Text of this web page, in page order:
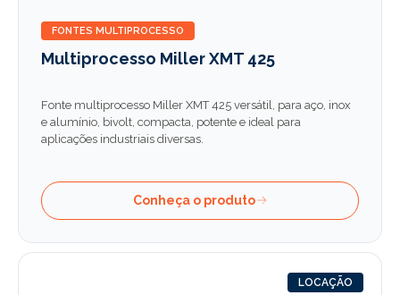
FONTES MULTIPROCESSO
Multiprocesso Miller XMT 425
Fonte multiprocesso Miller XMT 425 versátil, para aço, inox
e alumínio, bivolt, compacta, potente e ideal para
aplicações industriais diversas.
Conheça o produto
LOCAÇÃO